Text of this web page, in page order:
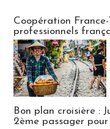
Coopération
professionnels
Bon plan croisière :
2ème passager